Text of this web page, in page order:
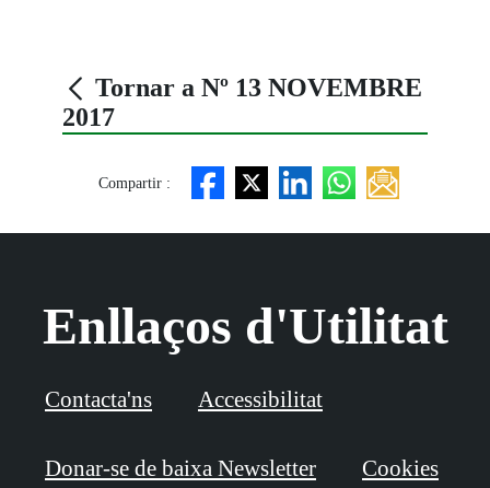
Tornar a Nº 13 NOVEMBRE
2017
Compartir :
Enllaços d'Utilitat
Contacta'ns Accessibilitat
Donar-se de baixa Newsletter Cookies